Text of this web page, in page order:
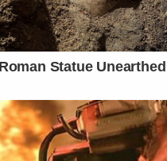
Statue